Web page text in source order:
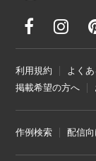
利用規約 よく
掲載希望の方へ
作例検索 配信向